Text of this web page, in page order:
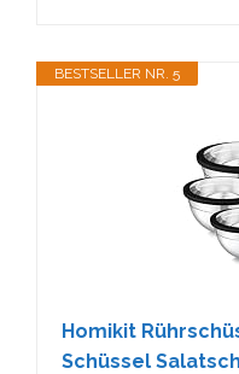
BESTSELLER NR. 5
Homikit
Schüssel